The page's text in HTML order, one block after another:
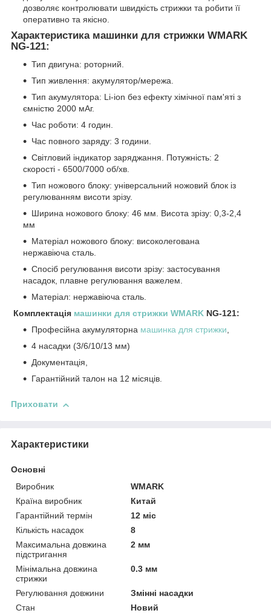
дозволяє контролювати швидкість стрижки та робити її
оперативно та якісно.
Характеристика машинки для стрижки WMARK
NG-121:
Тип двигуна: роторний.
Тип живлення: акумулятор/мережа.
Тип акумулятора: Li-ion без ефекту хімічної пам'яті з
ємністю 2000 мАг.
Час роботи: 4 годин.
Час повного заряду: 3 години.
Світловий індикатор заряджання. Потужність: 2
скорості - 6500/7000 об/хв.
Тип ножового блоку: універсальний ножовий блок із
регулюванням висоти зрізу.
Ширина ножового блоку: 46 мм. Висота зрізу: 0,3-2,4
мм
Матеріал ножового блоку: високолегована
нержавіюча сталь.
Спосіб регулювання висоти зрізу: застосування
насадок, плавне регулювання важелем.
Матеріал: нержавіюча сталь.
Комплектація машинки для стрижки WMARK NG-121:
Професійна акумуляторна машинка для стрижки,
4 насадки (3/6/10/13 мм)
Документація,
Гарантійний талон на 12 місяців.
Приховати
Характеристики
Основні
Виробник
WMARK
Країна виробник
Китай
Гарантійний термін
12 міс
Кількість насадок
8
Максимальна довжина
підстригання
2 мм
Мінімальна довжина
стрижки
0.3 мм
Регулювання довжини
Змінні насадки
Стан
Новий